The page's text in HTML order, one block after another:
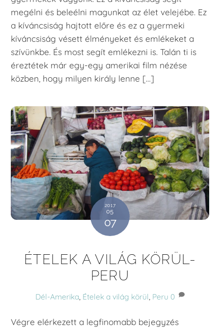
megélni és beleélni magunkat az élet velejébe. Ez
a kíváncsiság hajtott előre és ez a gyermeki
kíváncsiság vésett élményeket és emlékeket a
szívünkbe. És most segít emlékezni is. Talán ti is
éreztétek már egy-egy amerikai film nézése
közben, hogy milyen király lenne […]
2017
05
07
ÉTELEK A VILÁG KÖRÜL-
PERU
Dél-Amerika, Ételek a világ körül Peru 0
Végre elérkezett a legfinomabb bejegyzés